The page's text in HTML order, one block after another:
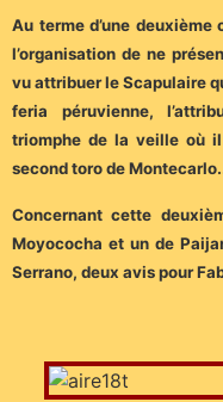
Au terme d’une
l’organisation de ne
vu attribuer le Scapulaire
feria péruvienne,
triomphe de la veille où
second toro de
Concernant cette
Moyococha et un de
Serrano, deux avis pour